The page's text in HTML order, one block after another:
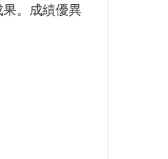
。成績優異